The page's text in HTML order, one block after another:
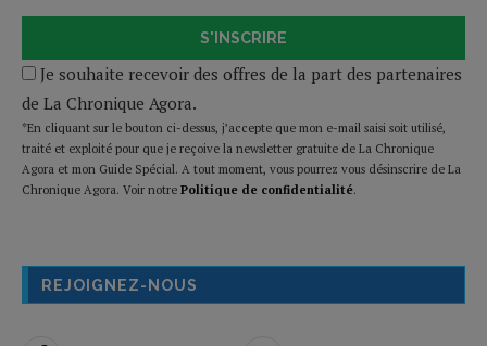
S'INSCRIRE
Je souhaite recevoir des offres de la part des partenaires
de La Chronique Agora.
*En cliquant sur le bouton ci-dessus, j’accepte que mon e-mail saisi soit utilisé,
traité et exploité pour que je reçoive la newsletter gratuite de La Chronique
Agora et mon Guide Spécial. A tout moment, vous pourrez vous désinscrire de La
Chronique Agora. Voir notre Politique de confidentialité.
REJOIGNEZ-NOUS